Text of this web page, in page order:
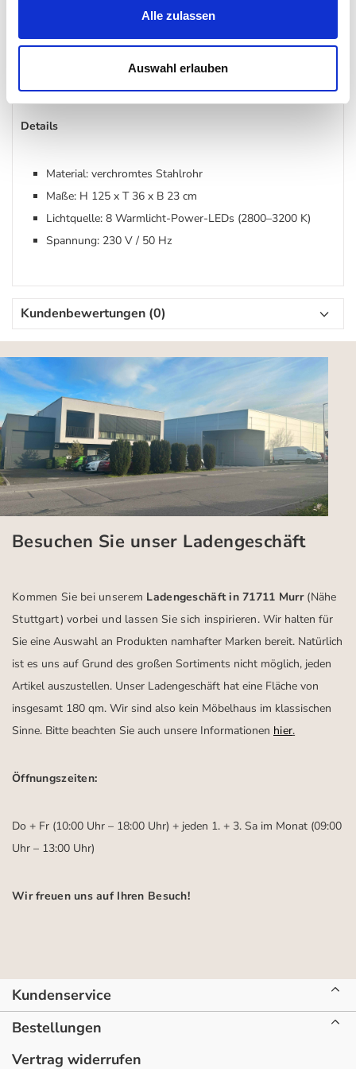
Alle zulassen
Auswahl erlauben
360° drehbarer Lichtbügel
Details
Material: verchromtes Stahlrohr
Maße: H 125 x T 36 x B 23 cm
Lichtquelle: 8 Warmlicht-Power-LEDs (2800–3200 K)
Spannung: 230 V / 50 Hz
Kundenbewertungen (0)
Besuchen Sie unser Ladengeschäft
Kommen Sie bei unserem Ladengeschäft in 71711 Murr (Nähe
Stuttgart) vorbei und lassen Sie sich inspirieren.Wir halten für
Sie eine Auswahl an Produkten namhafter Marken bereit. Natürlich
ist es uns auf Grund des großen Sortiments nicht möglich, jeden
Artikel auszustellen. Unser Ladengeschäft hat eine Fläche von
insgesamt 180 qm. Wir sind also kein Möbelhaus im klassischen
Sinne. Bitte beachten Sie auch unsere Informationen hier.
Öffnungszeiten:
Do + Fr (10:00 Uhr – 18:00 Uhr) + jeden 1. + 3. Sa im Monat (09:00
Uhr – 13:00 Uhr)
Wir freuen uns auf Ihren Besuch!
Kundenservice
Bestellungen
Vertrag widerrufen